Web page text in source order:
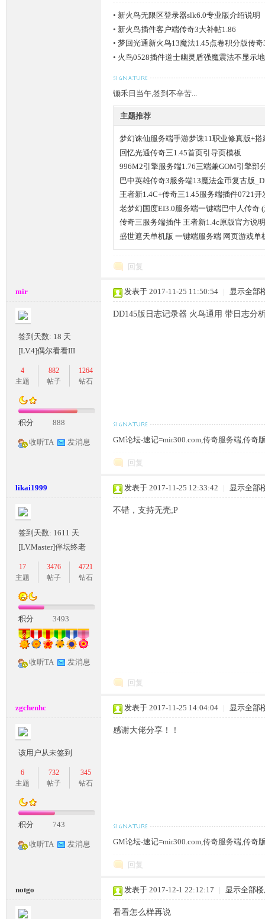
传
• 新火鸟无限区登录器slk6.0专业版介绍说明
• 新火鸟插件客户端传奇3大补帖1.86
• 梦回光通新火鸟13魔法1.45点卷积分版传
• 火鸟0528插件道士幽灵盾强魔震法不显示
锄禾日当午,签到不辛苦...
主题推荐
梦幻诛仙服务端手游梦诛11职业修真版+搭
回忆光通传奇三1.45首页引导页模板
996M2引擎服务端1.76三端兼GOM引擎部
巴中英雄传奇3服务端13魔法金币复古版
王者新1.4C+传奇三1.45服务端插件0721
老梦幻国度EI3.0服务端一键端巴中人传奇
传奇三服务端插件 王者新1.4c原版官方说
盛世遮天单机版 一键端服务端 网页游戏单
回复
mir
签到天数: 18 天
[LV.4]偶尔看看III
4
主题
882
帖子
1264
钻石
积分 888
收听TA 发消息
发表于 2017-11-25 11:50:54 | 显示全部
DD145版日志记录器 火鸟通用 带日志分
GM论坛-速记=mir300.com,传奇服务端,传奇
回复
likai1999
签到天数: 1611 天
[LV.Master]伴坛终老
17
主题
3476
帖子
4721
钻石
积分 3493
收听TA 发消息
发表于 2017-11-25 12:33:42 | 显示全部
不错，支持无壳;P
回复
zgchenhc
该用户从未签到
6
主题
732
帖子
345
钻石
积分 743
收听TA 发消息
发表于 2017-11-25 14:04:04 | 显示全部
感谢大佬分享！！
GM论坛-速记=mir300.com,传奇服务端,传奇
回复
notgo 发表于 2017-12-1 22:12:17 | 显示全部
看看怎么样再说